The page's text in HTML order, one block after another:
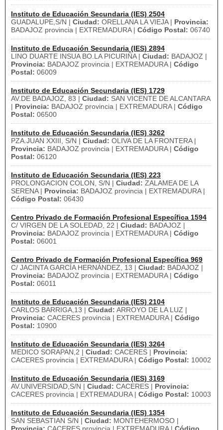
Instituto de Educación Secundaria (IES) 2504
GUADALUPE,S/N | Ciudad: ORELLANA LA VIEJA | Provincia:
BADAJOZ provincia | EXTREMADURA | Código Postal: 06740
Instituto de Educación Secundaria (IES) 2894
LINO DUARTE INSUA BO.LA PICURIÑA | Ciudad: BADAJOZ |
Provincia: BADAJOZ provincia | EXTREMADURA | Código
Postal: 06009
Instituto de Educación Secundaria (IES) 1729
AV.DE BADAJOZ, 83 | Ciudad: SAN VICENTE DE ALCANTARA
| Provincia: BADAJOZ provincia | EXTREMADURA | Código
Postal: 06500
Instituto de Educación Secundaria (IES) 3262
PZA.JUAN XXIII, S/N | Ciudad: OLIVA DE LA FRONTERA |
Provincia: BADAJOZ provincia | EXTREMADURA | Código
Postal: 06120
Instituto de Educación Secundaria (IES) 223
PROLONGACION COLON, S/N | Ciudad: ZALAMEA DE LA
SERENA | Provincia: BADAJOZ provincia | EXTREMADURA |
Código Postal: 06430
Centro Privado de Formación Profesional Específica 1594
C/ VIRGEN DE LA SOLEDAD, 22 | Ciudad: BADAJOZ |
Provincia: BADAJOZ provincia | EXTREMADURA | Código
Postal: 06001
Centro Privado de Formación Profesional Específica 969
C/ JACINTA GARCÍA HERNÁNDEZ, 13 | Ciudad: BADAJOZ |
Provincia: BADAJOZ provincia | EXTREMADURA | Código
Postal: 06011
Instituto de Educación Secundaria (IES) 2104
CARLOS BARRIGA,13 | Ciudad: ARROYO DE LA LUZ |
Provincia: CACERES provincia | EXTREMADURA | Código
Postal: 10900
Instituto de Educación Secundaria (IES) 3264
MEDICO SORAPAN,2 | Ciudad: CACERES | Provincia:
CACERES provincia | EXTREMADURA | Código Postal: 10002
Instituto de Educación Secundaria (IES) 3169
AV.UNIVERSIDAD,S/N | Ciudad: CACERES | Provincia:
CACERES provincia | EXTREMADURA | Código Postal: 10003
Instituto de Educación Secundaria (IES) 1354
SAN SEBASTIAN S/N | Ciudad: MONTEHERMOSO |